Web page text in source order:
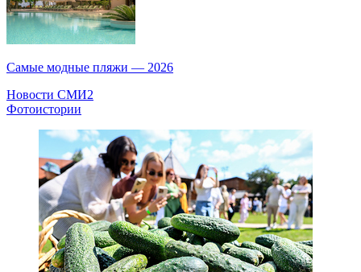
Самые модные пляжи — 2026
Новости СМИ2
Фотоистории